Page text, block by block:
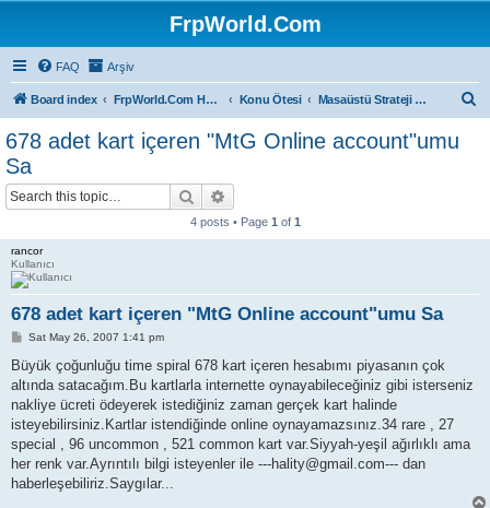
FrpWorld.Com
FAQ Arşiv
Board index FrpWorld.Com Hakkında Konu Ötesi Masaüstü Strateji ve Kart Oyunları
678 adet kart içeren "MtG Online account"umu
Sa
Search
4 posts • Page 1 of 1
rancor
Kullanıcı
678 adet kart içeren "MtG Online account"umu Sa
P
s
Sat May 26, 2007 1:41 pm
Büyük çoğunluğu time spiral 678 kart içeren hesabımı piyasanın çok
altında satacağım.Bu kartlarla internette oynayabileceğiniz gibi isterseniz
nakliye ücreti ödeyerek istediğiniz zaman gerçek kart halinde
isteyebilirsiniz.Kartlar istendiğinde online oynayamazsınız.34 rare , 27
special , 96 uncommon , 521 common kart var.Siyyah-yeşil ağırlıklı ama
her renk var.Ayrıntılı bilgi isteyenler ile ---hality@gmail.com--- dan
haberleşebiliriz.Saygılar...